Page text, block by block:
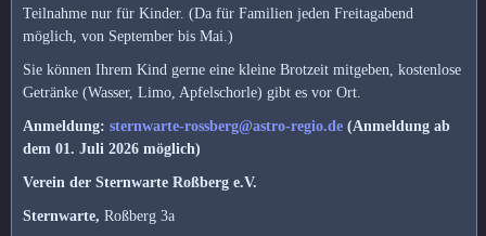
Teilnahme nur für Kinder. (Da für Familien jeden Freitagabend
möglich, von September bis Mai.)
Sie können Ihrem Kind gerne eine kleine Brotzeit mitgeben, kostenlose
Getränke (Wasser, Limo, Apfelschorle) gibt es vor Ort.
Anmeldung: sternwarte-rossberg@astro-regio.de (Anmeldung ab
dem 01. Juli 2026 möglich)
Verein der Sternwarte Roßberg e.V.
Sternwarte, Roßberg 3a